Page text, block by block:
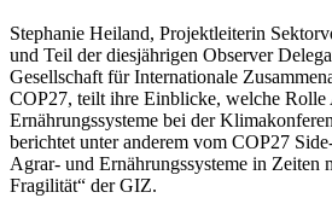
Stephanie Heiland, Projektleiterin
und Teil der diesjährigen Observer
Gesellschaft für Internationale
COP27, teilt ihre Einblicke, welche Rolle
Ernährungssysteme bei der
berichtet unter anderem vom COP27
Agrar- und Ernährungssysteme in Zeiten
Fragilität“ der GIZ.